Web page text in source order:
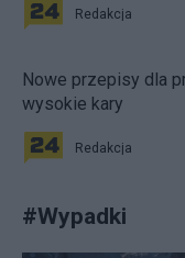
Redakcja
Nowe przepisy dla
wysokie kary
Redakcja
#Wypadki